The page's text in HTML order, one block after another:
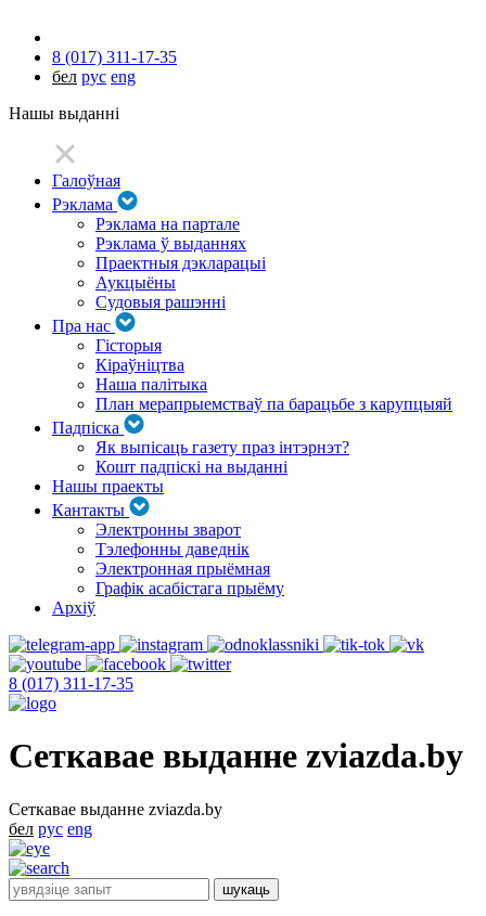
8 (017) 311-17-35
бел рус eng
Нашы выданні
Галоўная
Рэклама
Рэклама на партале
Рэклама ў выданнях
Праектныя дэкларацыі
Аукцыёны
Судовыя рашэнні
Пра нас
Гісторыя
Кіраўніцтва
Наша палітыка
План мерапрыемстваў па барацьбе з карупцыяй
Падпіска
Як выпісаць газету праз інтэрнэт?
Кошт падпіскі на выданні
Нашы праекты
Кантакты
Электронны зварот
Тэлефонны даведнік
Электронная прыёмная
Графік асабістага прыёму
Архіў
8 (017) 311-17-35
Сеткавае выданне zviazda.by
Сеткавае выданне zviazda.by
бел рус eng